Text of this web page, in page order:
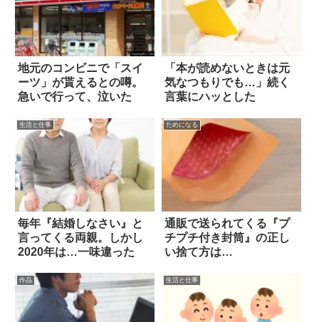
地元のコンビニで「スイ
ーツ」が貰えるとの噂。
急いで行って、泣いた
「本が読めないときは元
気なつもりでも…」続く
言葉にハッとした
生活と仕事
毎年『結婚しなさい』と
言ってくる両親。しかし
2020年は…一味違った
ためになる
通販で送られてくる『プ
チプチ付き封筒』の正し
い捨て方は…
作品 生活と仕事